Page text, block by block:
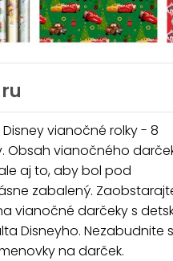
vianočné rolky - 8
Obsah vianočného
aj to, aby bol pod
zabalený.
vianočné darčeky s
Disneyho. Nezabudnite
na darček.